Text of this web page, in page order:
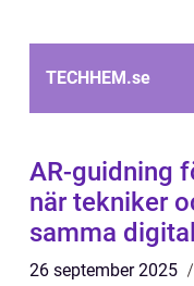
TECHHEM.se
AR-guidning
när tekniker
samma
26 september 2025